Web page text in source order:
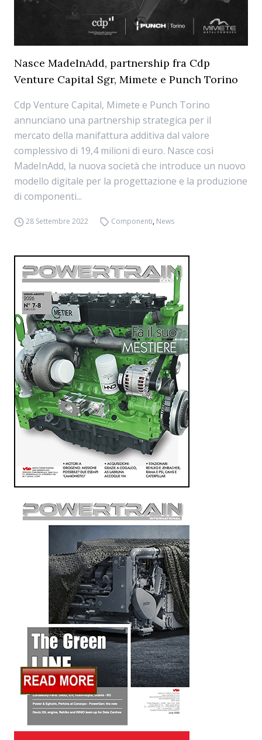
Nasce MadeInAdd, partnership fra Cdp
Venture Capital Sgr, Mimete e Punch Torino
Cdp Venture Capital, Mimete e Punch Torino
annunciano una partnership strategica per il
mercato della manifattura additiva dal valore
complessivo di 19,4 milioni di euro. Nasce così
MadeInAdd, la nuova società che introduce un nuovo
modello digitale per la progettazione e la produzione
di componenti...
28 Settembre 2022 Componenti, News